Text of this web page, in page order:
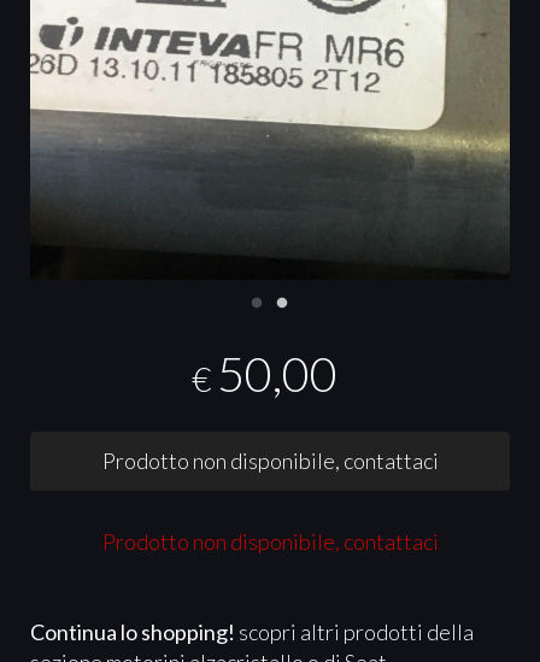
€ 50,00
Prodotto non disponibile, contattaci
Prodotto non disponibile, contattaci
Continua lo shopping! scopri altri prodotti della